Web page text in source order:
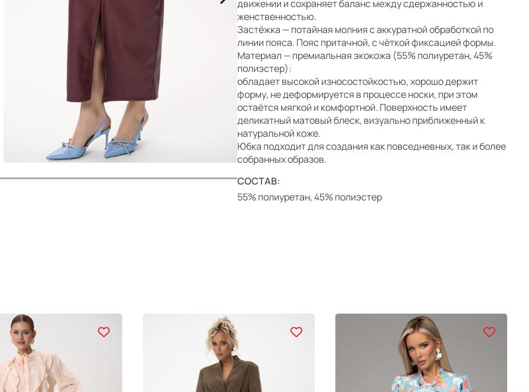
движении и сохраняет баланс между сдержанностью и
женственностью.
Застёжка — потайная молния с аккуратной обработкой по
линии пояса. Пояс притачной, с чёткой фиксацией формы.
Материал — премиальная экокожа (55% полиуретан, 45%
полиэстер):
обладает высокой износостойкостью, хорошо держит
форму, не деформируется в процессе носки, при этом
остаётся мягкой и комфортной. Поверхность имеет
деликатный матовый блеск, визуально приближенный к
натуральной коже.
Юбка подходит для создания как повседневных, так и более
собранных образов.
СОСТАВ:
55% полиуретан, 45% полиэстер